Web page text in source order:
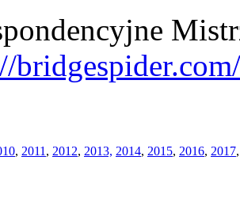
, 2011 , 2012, 2013, 2014, 2015, 2016, 2017